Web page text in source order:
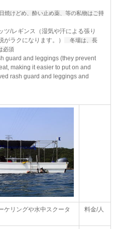
焼けどめ、酔い止め薬、等の私物はご持
ツ/レギンス（湿気や汗による張り
ラクになります。）
冬場は、長
必須
guard and leggings (they prevent
making it easier to put on and
rash guard and leggings and
ングや水中スクータ
料金/人